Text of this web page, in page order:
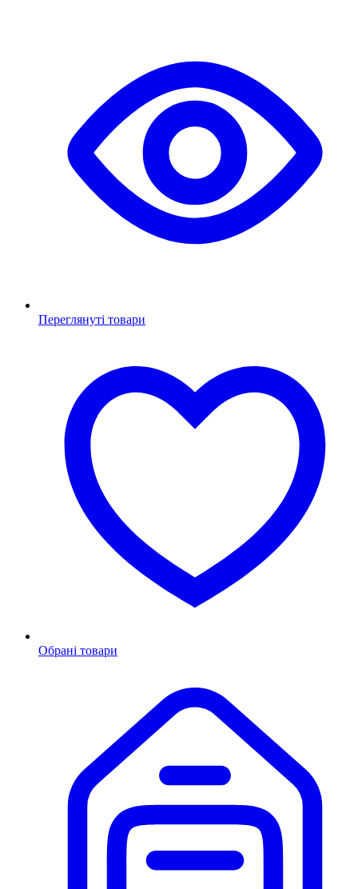
Переглянуті товари
Обрані товари